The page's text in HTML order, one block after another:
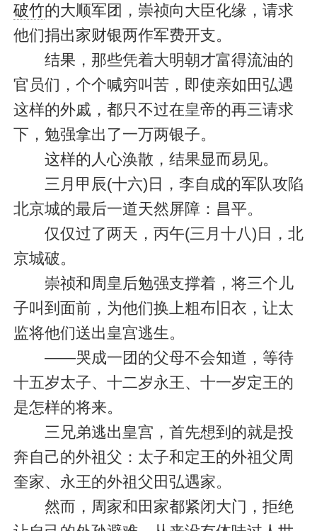
破竹的大顺军团，崇祯向大臣化缘，请求
他们捐出家财银两作军费开支。
结果，那些凭着大明朝才富得流油的
官员们，个个喊穷叫苦，即使亲如田弘遇
这样的外戚，都只不过在皇帝的再三请求
下，勉强拿出了一万两银子。
这样的人心涣散，结果显而易见。
三月甲辰(十六)日，李自成的军队攻陷
北京城的最后一道天然屏障：昌平。
仅仅过了两天，丙午(三月十八)日，北
京城破。
崇祯和周皇后勉强支撑着，将三个儿
子叫到面前，为他们换上粗布旧衣，让太
监将他们送出皇宫逃生。
——哭成一团的父母不会知道，等待
十五岁太子、十二岁永王、十一岁定王的
是怎样的将来。
三兄弟逃出皇宫，首先想到的就是投
奔自己的外祖父：太子和定王的外祖父周
奎家、永王的外祖父田弘遇家。
然而，周家和田家都紧闭大门，拒绝